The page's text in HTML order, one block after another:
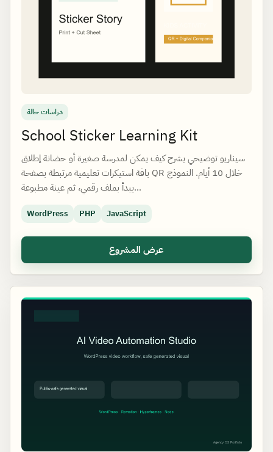
دراسات حالة
School Sticker Learning Kit
سيناريو توضيحي يشرح كيف يمكن لمدرسة صغيرة أو حضانة إطلاق
باقة استيكرات تعليمية مرتبطة بصفحة QR خلال 10 أيام. النموذج
يبدأ بملف رقمي، ثم عينة مطبوعة…
WordPress PHP JavaScript
عرض المشروع